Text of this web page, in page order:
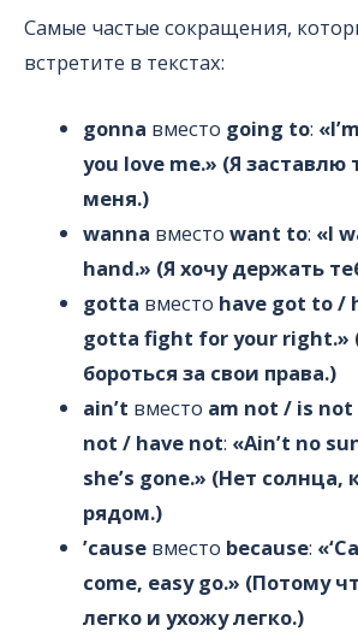
Самые частые сокращения,
встретите в текстах:
gonna вместо going to:
you love me.» (Я заставлю
меня.)
wanna вместоwant to: «I
hand.» (Я хочу держать
gotta вместо have got to /
gotta fight for your right.»
бороться за свои права.)
ain’t вместо am not / is
not / have not: «Ain’t no
she’s gone.» (Нет солнца,
рядом.)
’cause вместо because:
come, easy go.» (Потому
легко и ухожу легко.)